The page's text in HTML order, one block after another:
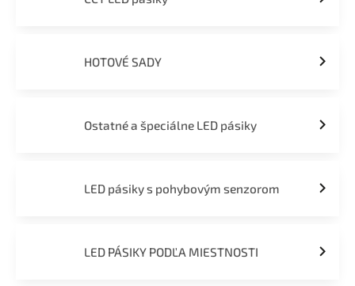
HOTOVÉ SADY
Ostatné a špeciálne LED pásiky
LED pásiky s pohybovým senzorom
LED PÁSIKY PODĽA MIESTNOSTI